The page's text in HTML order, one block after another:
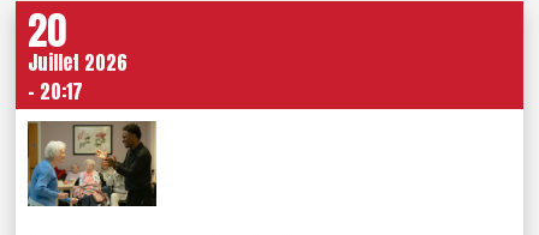
20
Juillet 2026
- 20:17